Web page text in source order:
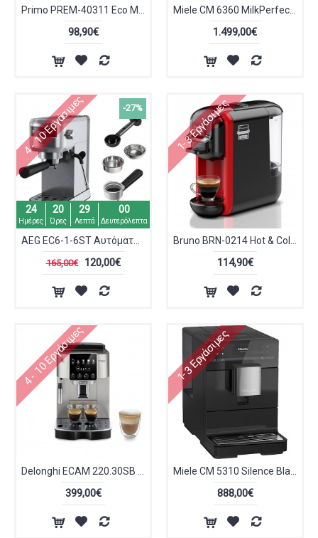
98,90€ 1.499,00€
-27%
4 - 10 Εργάσιμες
24
Ημέρες
20
Ώρες
29
Λεπτά
00
Δευτερόλεπτα
165,00€ 120,00€
1-3 Εργάσιμες
114,90€
4 - 10 Εργάσιμες
399,00€
1-3 Εργάσιμες
888,00€